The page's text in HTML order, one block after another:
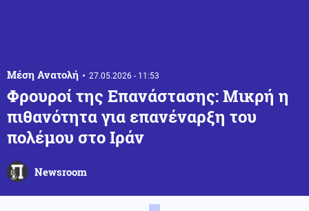
Μέση Ανατολή 27.05.2026 - 11:53
Φρουροί της Επανάστασης: Μικρή η
πιθανότητα για επανέναρξη του
πολέμου στο Ιράν
Newsroom